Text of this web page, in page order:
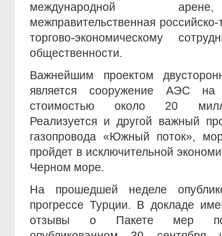
международной
межправительственная
торгово-экономическому
общественности.
Важнейшим проектом
является сооружение АЭС на
стоимостью около 20
Реализуется и другой важный
газопровода «Южный поток»,
пройдет в исключительной
Черном море.
На прошедшей неделе
прогрессе Турции. В докладе
отзывы о Пакете мер по